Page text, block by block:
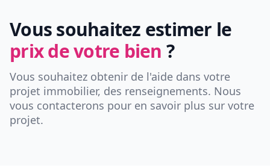
Vous souhaitez estimer le
prix de votre bien ?
Vous souhaitez obtenir de l'aide dans votre
projet immobilier, des renseignements. Nous
vous contacterons pour en savoir plus sur votre
projet.